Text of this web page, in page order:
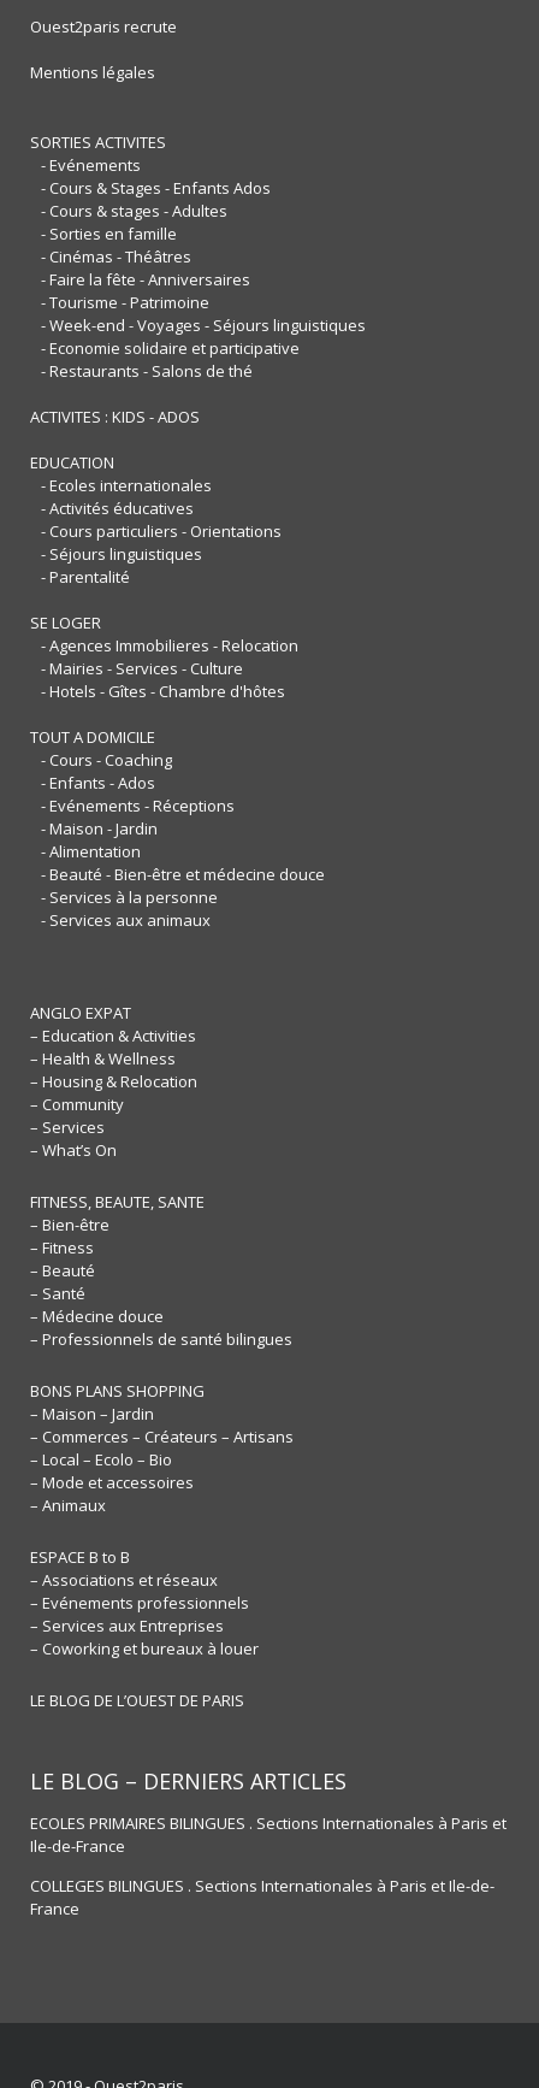
Ouest2paris recrute
Mentions légales
SORTIES ACTIVITES
- Evénements
- Cours & Stages - Enfants Ados
- Cours & stages - Adultes
- Sorties en famille
- Cinémas - Théâtres
- Faire la fête - Anniversaires
- Tourisme - Patrimoine
- Week-end - Voyages - Séjours linguistiques
- Economie solidaire et participative
- Restaurants - Salons de thé
ACTIVITES : KIDS - ADOS
EDUCATION
- Ecoles internationales
- Activités éducatives
- Cours particuliers - Orientations
- Séjours linguistiques
- Parentalité
SE LOGER
- Agences Immobilieres - Relocation
- Mairies - Services - Culture
- Hotels - Gîtes - Chambre d'hôtes
TOUT A DOMICILE
- Cours - Coaching
- Enfants - Ados
- Evénements - Réceptions
- Maison - Jardin
- Alimentation
- Beauté - Bien-être et médecine douce
- Services à la personne
- Services aux animaux
ANGLO EXPAT
– Education & Activities
– Health & Wellness
– Housing & Relocation
– Community
– Services
– What’s On
FITNESS, BEAUTE, SANTE
– Bien-être
– Fitness
– Beauté
– Santé
– Médecine douce
– Professionnels de santé bilingues
BONS PLANS SHOPPING
– Maison – Jardin
– Commerces – Créateurs – Artisans
– Local – Ecolo – Bio
– Mode et accessoires
– Animaux
ESPACE B to B
– Associations et réseaux
– Evénements professionnels
– Services aux Entreprises
– Coworking et bureaux à louer
LE BLOG DE L’OUEST DE PARIS
LE BLOG – DERNIERS ARTICLES
ECOLES PRIMAIRES BILINGUES . Sections Internationales à Paris et
Ile-de-France
COLLEGES BILINGUES . Sections Internationales à Paris et Ile-de-
France